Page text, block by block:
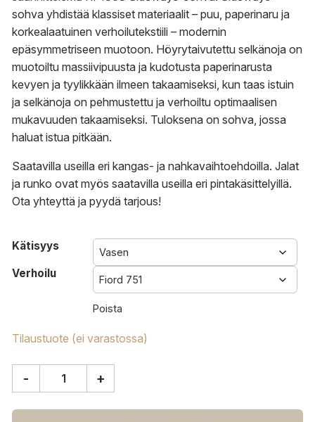
sohva yhdistää klassiset materiaalit – puu, paperinaru ja
korkealaatuinen verhoilutekstiili – modernin
epäsymmetriseen muotoon. Höyrytaivutettu selkänoja on
muotoiltu massiivipuusta ja kudotusta paperinarusta
kevyen ja tyylikkään ilmeen takaamiseksi, kun taas istuin
ja selkänoja on pehmustettu ja verhoiltu optimaalisen
mukavuuden takaamiseksi. Tuloksena on sohva, jossa
haluat istua pitkään.
Saatavilla useilla eri kangas- ja nahkavaihtoehdoilla. Jalat
ja runko ovat myös saatavilla useilla eri pintakäsittelyillä.
Ota yhteyttä ja pyydä tarjous!
Kätisyys
Verhoilu
Poista
Tilaustuote (ei varastossa)
&
- +